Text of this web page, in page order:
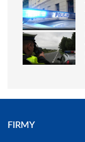
FIRMY